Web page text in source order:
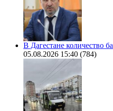
В Дагестане количество
05.08.2026 15:40 (784)